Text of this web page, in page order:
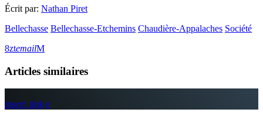
Écrit par: Nathan Piret
Bellechasse Bellechasse-Etchemins Chaudière-Appalaches Société
email
Articles similaires
insert_link